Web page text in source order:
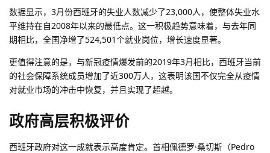
数据显示，3月份西班牙的失业人数减少了23,000人，使整体失业水
平维持在自2008年以来的最低点。这一积极趋势意味着，与去年同
期相比，全国净增了524,501个就业岗位，增长速度显著。
更值得注意的是，与新冠疫情爆发前的2019年3月相比，西班牙当前
的社会保障系统成员增加了近300万人，这表明该国不仅完全从疫情
对就业市场的冲击中恢复，并且实现了超越。
政府高层积极评价
西班牙政府对这一成就表示高度肯定。首相佩德罗·桑切斯（Pedro